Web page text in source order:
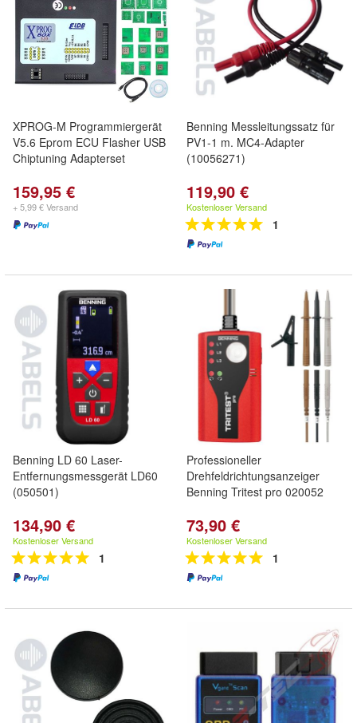
XPROG-M Programmiergerät
V5.6 Eprom ECU Flasher USB
Chiptuning Adapterset
159,95 €
+ 5,99 € Versand
Benning Messleitungssatz für
PV1-1 m. MC4-Adapter
(10056271)
119,90 €
Kostenloser Versand
1
Benning LD 60 Laser-
Entfernungsmessgerät LD60
(050501)
134,90 €
Kostenloser Versand
1
Professioneller
Drehfeldrichtungsanzeiger
Benning Tritest pro 020052
73,90 €
Kostenloser Versand
1